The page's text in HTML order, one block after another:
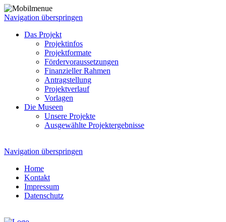
Navigation überspringen
Das Projekt
Projektinfos
Projektformate
Fördervoraussetzungen
Finanzieller Rahmen
Antragstellung
Projektverlauf
Vorlagen
Die Museen
Unsere Projekte
Ausgewählte Projektergebnisse
Navigation überspringen
Home
Kontakt
Impressum
Datenschutz